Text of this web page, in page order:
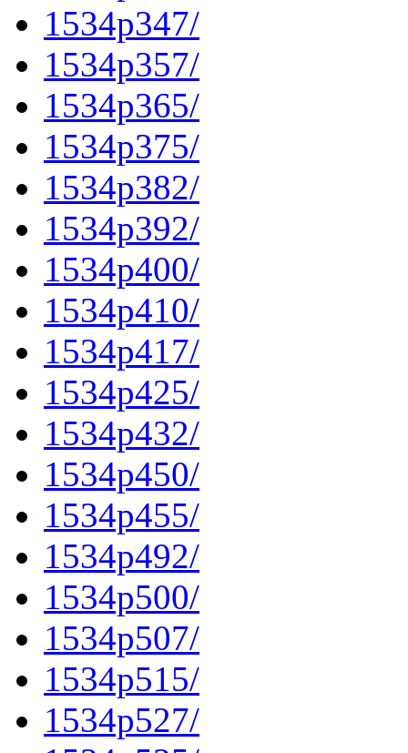
1534p347/
1534p357/
1534p365/
1534p375/
1534p382/
1534p392/
1534p400/
1534p410/
1534p417/
1534p425/
1534p432/
1534p450/
1534p455/
1534p492/
1534p500/
1534p507/
1534p515/
1534p527/